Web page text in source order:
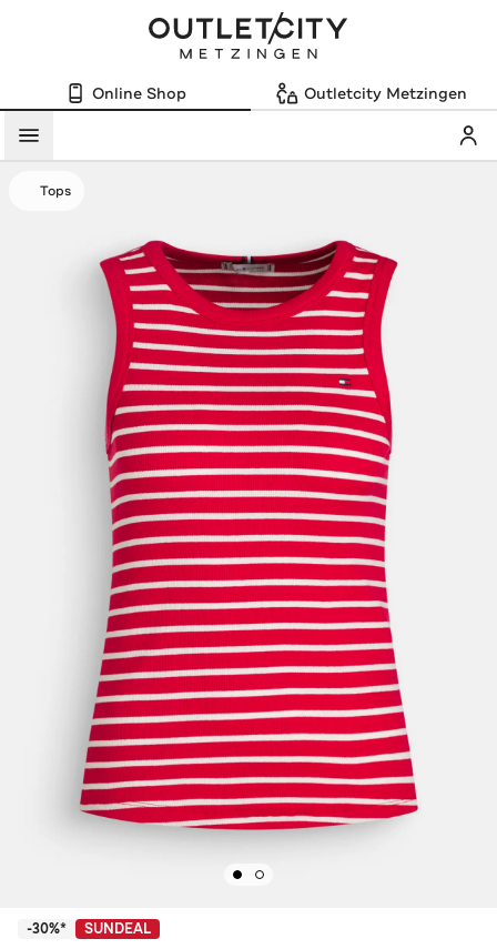
Online Shop Outletcity Metzingen
Menü
Tops
-30%* SUNDEAL